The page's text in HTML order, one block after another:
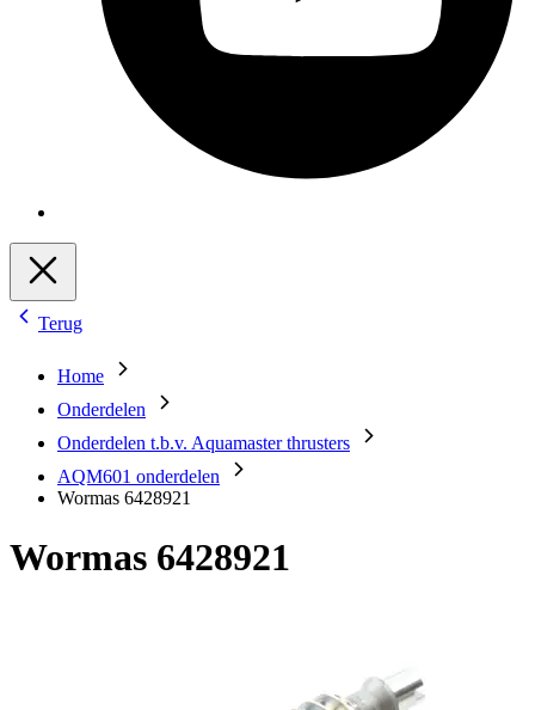
Terug
Home
Onderdelen
Onderdelen t.b.v. Aquamaster thrusters
AQM601 onderdelen
Wormas 6428921
Wormas 6428921